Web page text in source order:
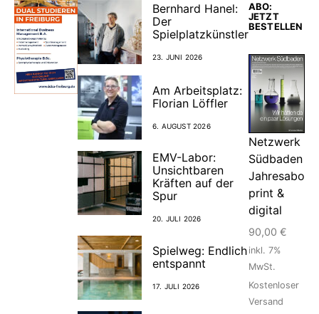
Bernhard Hanel:
Der
Spielplatzkünstler
23. JUNI 2026
Am Arbeitsplatz:
Florian Löffler
6. AUGUST 2026
EMV-Labor:
Unsichtbaren
Kräften auf der
Spur
20. JULI 2026
Spielweg: Endlich
entspannt
17. JULI 2026
ABO:
JETZT
BESTELLEN
Netzwerk
Südbaden
Jahresabo
print &
digital
90,00 €
inkl. 7%
MwSt.
Kostenloser
Versand